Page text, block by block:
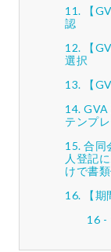
【
認
【
選択
【
GVA
テンプ
合同
人登記
けで書
【